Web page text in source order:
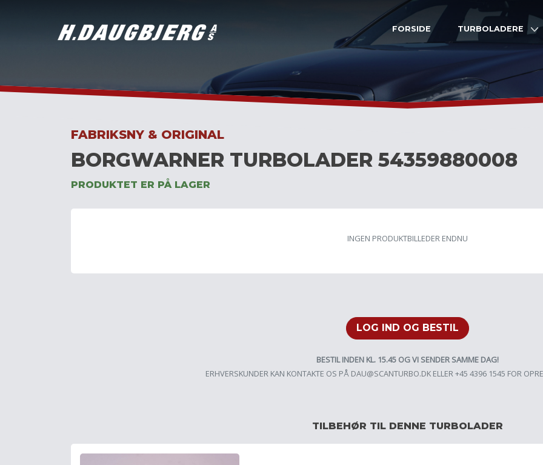
FORSIDE TURBOLADERE
FABRIKSNY & ORIGINAL
BORGWARNER TURBOLADER 54359880008
PRODUKTET ER PÅ LAGER
INGEN PRODUKTBILLEDER ENDNU
LOG IND OG BESTIL
BESTIL INDEN KL. 15.45 OG VI SENDER SAMME DAG!
ERHVERSKUNDER KAN KONTAKTE OS PÅ DAU@SCANTURBO.DK ELLER +45 4396 1545 FOR
TILBEHØR TIL DENNE TURBOLADER